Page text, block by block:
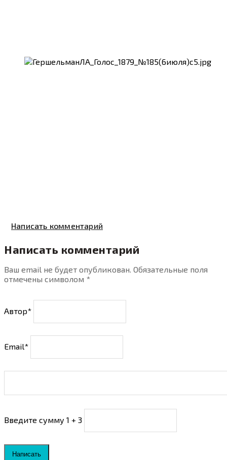
Написать комментарий
Написать комментарий
Ваш email не будет опубликован. Обязательные поля
отмечены символом *
Автор*
Email*
Введите сумму 1 + 3
Написать